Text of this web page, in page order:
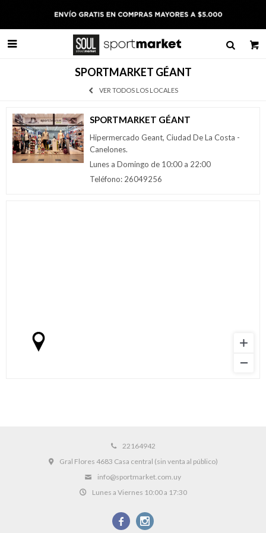

SPORTMARKET GÉANT
VER TODOS LOS LOCALES
SPORTMARKET GÉANT
Hipermercado Geant, Ciudad De La Costa -
Canelones.
Lunes a Domingo de 10:00 a 22:00
Teléfono: 26049256
22164942
Gral Flores 4683 Casa central (sin venta al público)
info@sportmarket.com.uy
Lunes a Viernes 10:00 a 17:30
 